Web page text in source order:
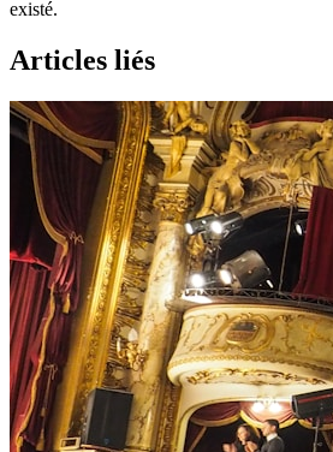
existé.
Articles liés